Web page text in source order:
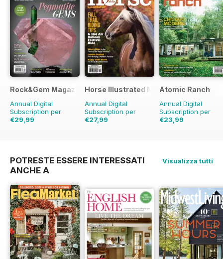
Rock&Gem Magazine
Annual Digital
Subscription per
€29,99
Horse Illustrated Magazine
Annual Digital
Subscription per
€27,99
Atomic Ranch
Annual Digital
Subscription per
€23,99
POTRESTE ESSERE INTERESSATI
ANCHE A
Visualizza tutti